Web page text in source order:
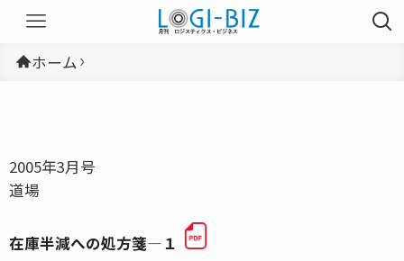
ホーム
2005年3月号
道場
在庫半減への処方箋―１